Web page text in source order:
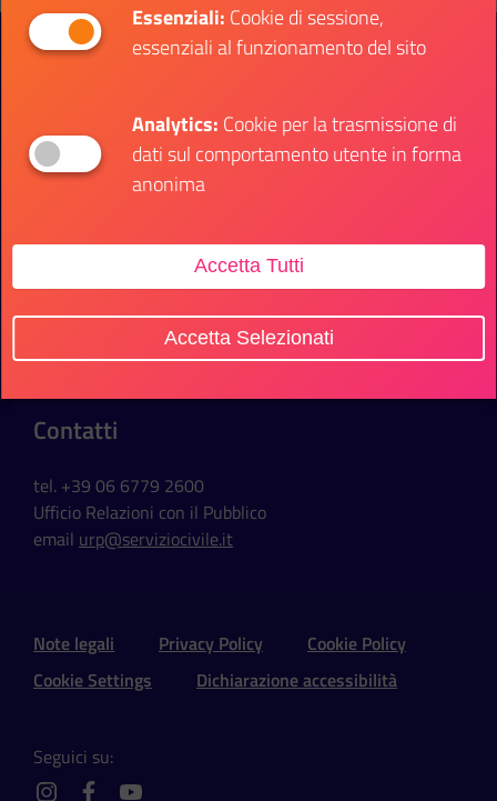
Presidenza del Consiglio dei Ministri
Dipartimento per le Politiche Giovanili e il
Contatti
Sede Ufficio
Via della Ferratella in Laterano, 51
00184 Roma - Italia
Contatti
tel. +39 06 6779 2600
Ufficio Relazioni con il Pubblico
email urp@serviziocivile.it
Sezione Link Utili e Social
Note legali Privacy Policy
Cookie Policy
Cookie Settings
Dichiarazione accessibilità
Seguici su:
Essenziali: Cookie di sessione,
essenziali al funzionamento del sito
Analytics: Cookie per la trasmissione di
dati sul comportamento utente in forma
anonima
Accetta Tutti
Accetta Selezionati